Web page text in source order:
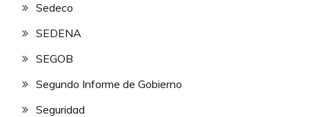
Sedeco
SEDENA
SEGOB
Segundo Informe de Gobierno
Seguridad